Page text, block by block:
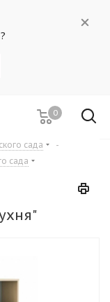
0
сада
-
сада